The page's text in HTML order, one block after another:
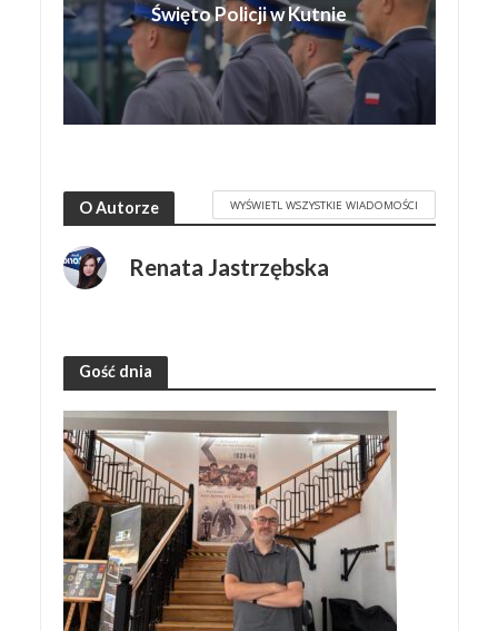
Święto Policji w Kutnie
O Autorze WYŚWIETL WSZYSTKIE WIADOMOŚCI
Renata Jastrzębska
Gość dnia